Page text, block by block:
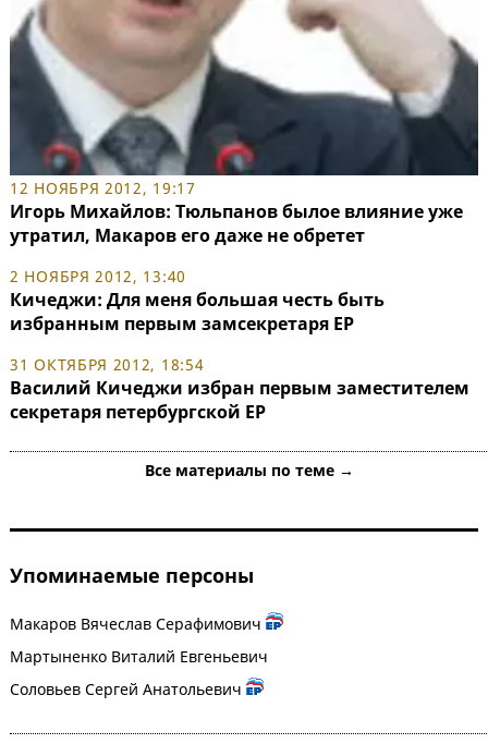
12 НОЯБРЯ 2012, 19:17
Игорь Михайлов: Тюльпанов былое влияние уже
утратил, Макаров его даже не обретет
2 НОЯБРЯ 2012, 13:40
Кичеджи: Для меня большая честь быть
избранным первым замсекретаря ЕР
31 ОКТЯБРЯ 2012, 18:54
Василий Кичеджи избран первым заместителем
секретаря петербургской ЕР
Все материалы по теме →
Упоминаемые персоны
Макаров Вячеслав Серафимович
Мартыненко Виталий Евгеньевич
Соловьев Сергей Анатольевич